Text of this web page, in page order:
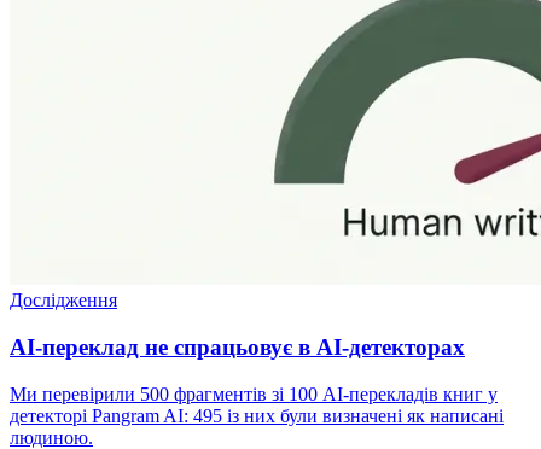
Дослідження
AI-переклад не спрацьовує в AI-детекторах
Ми перевірили 500 фрагментів зі 100 AI-перекладів книг у
детекторі Pangram AI: 495 із них були визначені як написані
людиною.